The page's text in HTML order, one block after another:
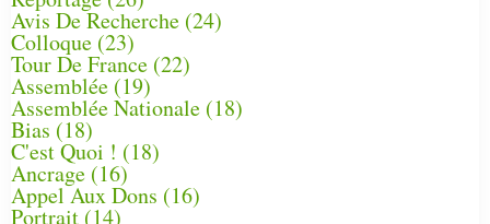
Avis De Recherche (24)
Colloque (23)
Tour De France (22)
Assemblée (19)
Assemblée Nationale (18)
Bias (18)
C'est Quoi ! (18)
Ancrage (16)
Appel Aux Dons (16)
Portrait (14)